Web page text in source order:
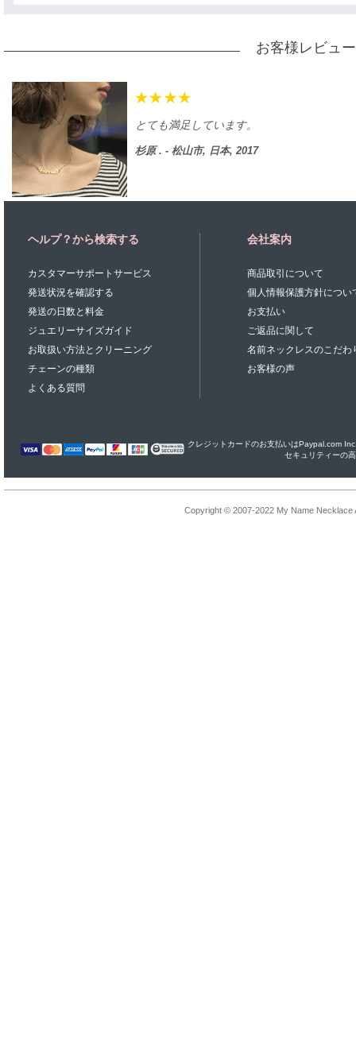
お客様レビュー
とても満足しています。
杉原 . - 松山市, 日本, 2017
ヘルプ？から検索する
カスタマーサポートサービス
発送状況を確認する
発送の日数と料金
ジュエリーサイズガイド
お取扱い方法とクリーニング
チェーンの種類
よくある質問
会社案内
商品取引について
個人情報保護方針につい
お支払い
ご返品に関して
名前ネックレスのこだわ
お客様の声
クレジットカードのお支払いはPaypal.com
セキュリティーの
Copyright © 2007-2022 My Name Necklace